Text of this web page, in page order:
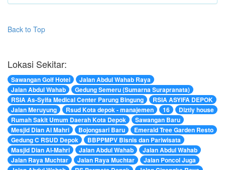
Back to Top
Lokasi Sekitar:
Sawangan Golf Hotel
Jalan Abdul Wahab Raya
Jalan Abdul Wahab
Gedung Semeru (Sumarna Surapranata)
RSIA As-Syifa Medical Center Parung Bingung
RSIA ASYIFA DEPOK
Jalan Meruyung
Rsud Kota depok - manajemen 16
Diztly house
Rumah Sakit Umum Daerah Kota Depok
Sawangan Baru
Mesjid Dian Al Mahri
Bojongsari Baru
Emerald Tree Garden Resto
Gedung C RSUD Depok
BBPPMPV Bisnis dan Pariwisata
Masjid Dian Al-Mahri
Jalan Abdul Wahab
Jalan Abdul Wahab
Jalan Raya Muchtar
Jalan Raya Muchtar
Jalan Poncol Juga